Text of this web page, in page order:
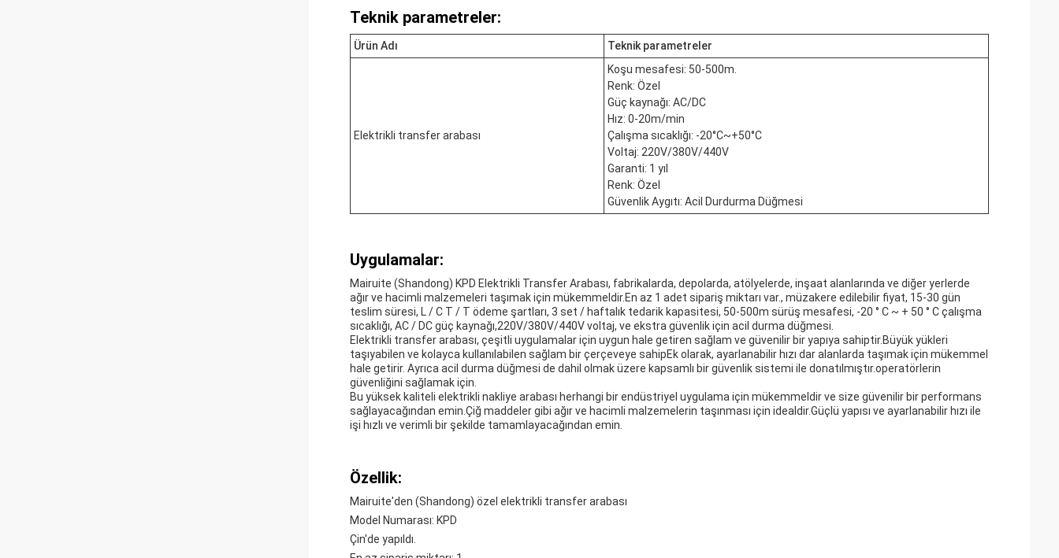
Teknik parametreler:
Ürün Adı Teknik parametreler
Elektrikli transfer arabası
Koşu mesafesi: 50-500m.
Renk: Özel
Güç kaynağı: AC/DC
Hız: 0-20m/min
Çalışma sıcaklığı: -20°C~+50°C
Voltaj: 220V/380V/440V
Garanti: 1 yıl
Renk: Özel
Güvenlik Aygıtı: Acil Durdurma Düğmesi
Uygulamalar:
Mairuite (Shandong) KPD Elektrikli Transfer Arabası, fabrikalarda, depolarda, atölyelerde, inşaat alanlarında ve diğer yerlerde
ağır ve hacimli malzemeleri taşımak için mükemmeldir.En az 1 adet sipariş miktarı var., müzakere edilebilir fiyat, 15-30 gün
teslim süresi, L / C T / T ödeme şartları, 3 set / haftalık tedarik kapasitesi, 50-500m sürüş mesafesi, -20 ° C ~ + 50 ° C çalışma
sıcaklığı, AC / DC güç kaynağı,220V/380V/440V voltaj, ve ekstra güvenlik için acil durma düğmesi.
Elektrikli transfer arabası, çeşitli uygulamalar için uygun hale getiren sağlam ve güvenilir bir yapıya sahiptir.Büyük yükleri
taşıyabilen ve kolayca kullanılabilen sağlam bir çerçeveye sahipEk olarak, ayarlanabilir hızı dar alanlarda taşımak için mükemmel
hale getirir. Ayrıca acil durma düğmesi de dahil olmak üzere kapsamlı bir güvenlik sistemi ile donatılmıştır.operatörlerin
güvenliğini sağlamak için.
Bu yüksek kaliteli elektrikli nakliye arabası herhangi bir endüstriyel uygulama için mükemmeldir ve size güvenilir bir performans
sağlayacağından emin.Çiğ maddeler gibi ağır ve hacimli malzemelerin taşınması için idealdir.Güçlü yapısı ve ayarlanabilir hızı ile
işi hızlı ve verimli bir şekilde tamamlayacağından emin.
Özellik:
Mairuite'den (Shandong) özel elektrikli transfer arabası
Model Numarası: KPD
Çin'de yapıldı.